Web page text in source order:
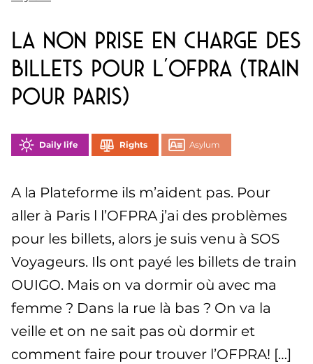
La non prise en charge des
billets pour l’OFPRA (train
pour Paris)
Daily life Rights Asylum
A la Plateforme ils m’aident pas. Pour
aller à Paris l l’OFPRA j’ai des problèmes
pour les billets, alors je suis venu à SOS
Voyageurs. Ils ont payé les billets de train
OUIGO. Mais on va dormir où avec ma
femme ? Dans la rue là bas ? On va la
veille et on ne sait pas où dormir et
comment faire pour trouver l’OFPRA! […]